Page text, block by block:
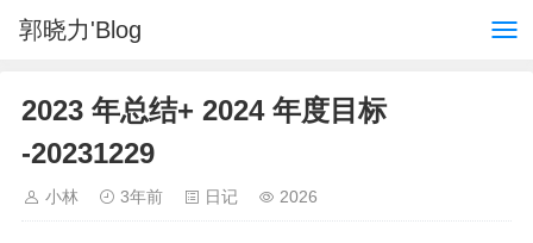
郭晓力'Blog
2023 年总结+ 2024 年度目标
-20231229
小林 3年前 日记 2026